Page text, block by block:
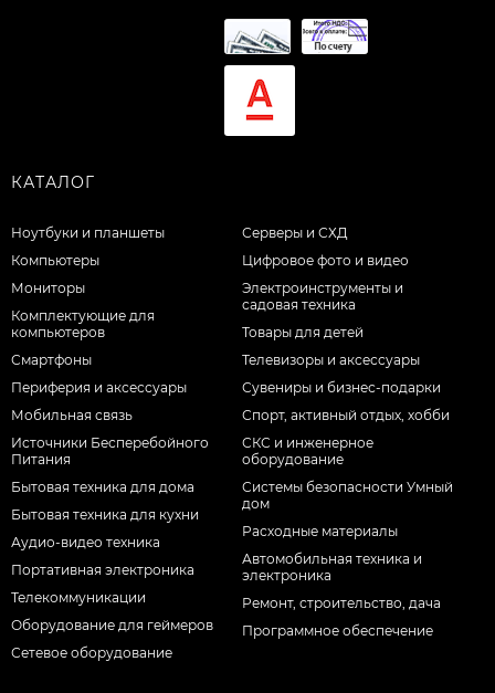
КАТАЛОГ
Ноутбуки и планшеты
Компьютеры
Мониторы
Комплектующие для
компьютеров
Смартфоны
Периферия и аксессуары
Мобильная связь
Источники Бесперебойного
Питания
Бытовая техника для дома
Бытовая техника для кухни
Аудио-видео техника
Портативная электроника
Телекоммуникации
Оборудование для геймеров
Сетевое оборудование
Серверы и СХД
Цифровое фото и видео
Электроинструменты и
садовая техника
Товары для детей
Телевизоры и аксессуары
Сувениры и бизнес-подарки
Спорт, активный отдых, хобби
СКС и инженерное
оборудование
Системы безопасности Умный
дом
Расходные материалы
Автомобильная техника и
электроника
Ремонт, строительство, дача
Программное обеспечение